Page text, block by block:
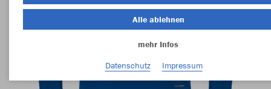
Alle ablehnen
mehr Infos
Datenschutz
Impressum